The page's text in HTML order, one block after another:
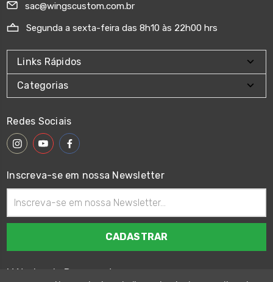
sac@wingscustom.com.br
Segunda a sexta-feira das 8h10 às 22h00 hrs
Links Rápidos
Categorias
Redes Sociais
Inscreva-se em nossa Newsletter
de
email
Métodos de Pagamento